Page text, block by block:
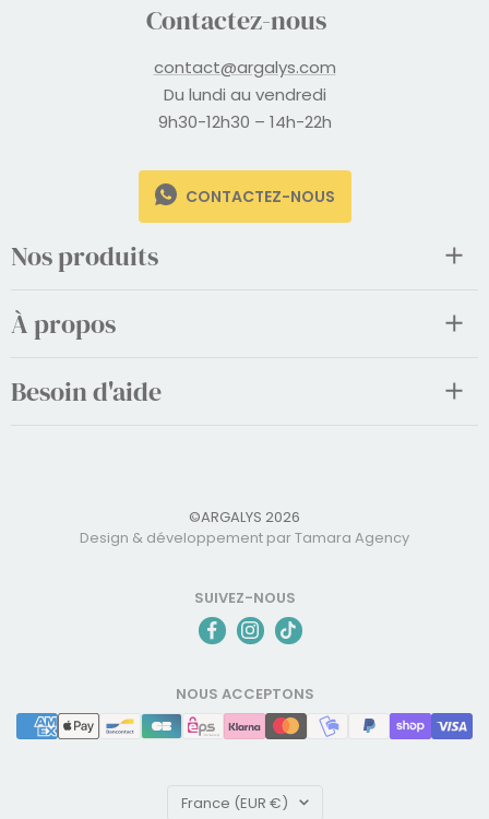
Contactez-nous
contact@argalys.com
Du lundi au vendredi
9h30-12h30 – 14h-22h
CONTACTEZ-NOUS
Nos produits
À propos
Besoin d'aide
©ARGALYS 2026
Design & développement par Tamara Agency
SUIVEZ-NOUS
NOUS ACCEPTONS
Pays/région
France (EUR €)